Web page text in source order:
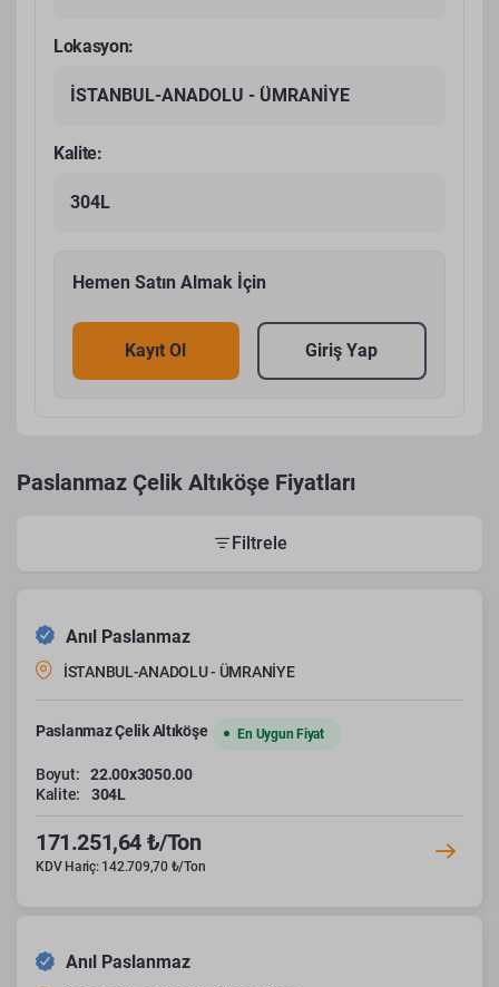
Lokasyon:
İSTANBUL-ANADOLU - ÜMRANİYE
Kalite:
304L
Hemen Satın Almak İçin
Kayıt Ol Giriş Yap
Paslanmaz Çelik Altıköşe Fiyatları
Filtrele
Anıl Paslanmaz
İSTANBUL-ANADOLU - ÜMRANİYE
Paslanmaz Çelik Altıköşe En Uygun Fiyat
Boyut:
22.00x3050.00
Kalite:
304L
171.251,64 ₺/Ton
KDV Hariç: 142.709,70 ₺/Ton
Anıl Paslanmaz